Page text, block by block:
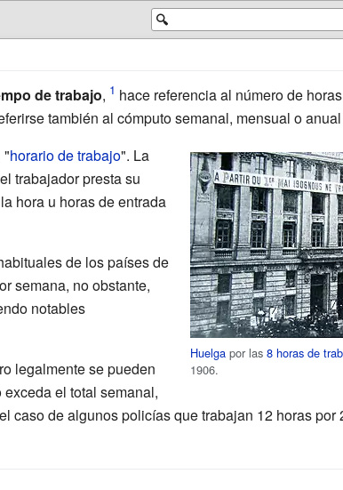
🔍
de trabajo, hace referencia al número de
también al cómputo semanal, mensual o
Huelga por las8 horas de
1906.
"horario de trabajo". La
trabajador presta su
hora u horas de entrada
de los países de
semana, no obstante,
notables
legalmente se pueden
el total semanal,
caso de algunos policías que trabajan 12 horas por